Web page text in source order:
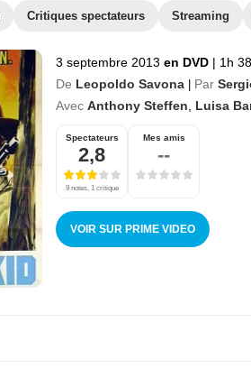
Critiques spectateurs Streaming
3 septembre 2013 en DVD | 1h
De Leopoldo Savona Par
Avec Anthony Steffen Luisa
Spectateurs
2,8
9 notes, 1 critique
Mes amis
--
VOIR SUR PRIME VIDEO